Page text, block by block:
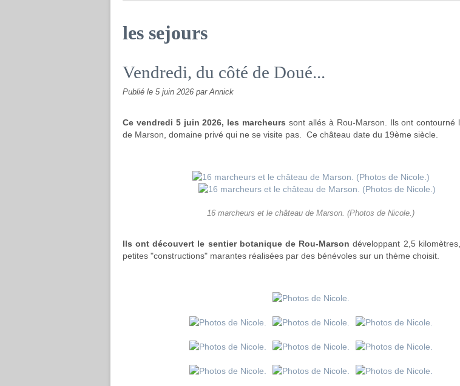
les sejours
Vendredi, du côté de Doué...
Publié le 5 juin 2026 par Annick
Ce vendredi 5 juin 2026, les marcheurssont allés à Rou-Marson. Ils ont contourné
de Marson, domaine privé qui ne se visite pas. Ce château date du 19ème siècle.
16 marcheurs et le château de Marson. (Photos de Nicole.)
Ils ont découvert le sentier botanique de Rou-Marson développant 2,5
petites "constructions" marantes réalisées par des bénévoles sur un thème choisit.